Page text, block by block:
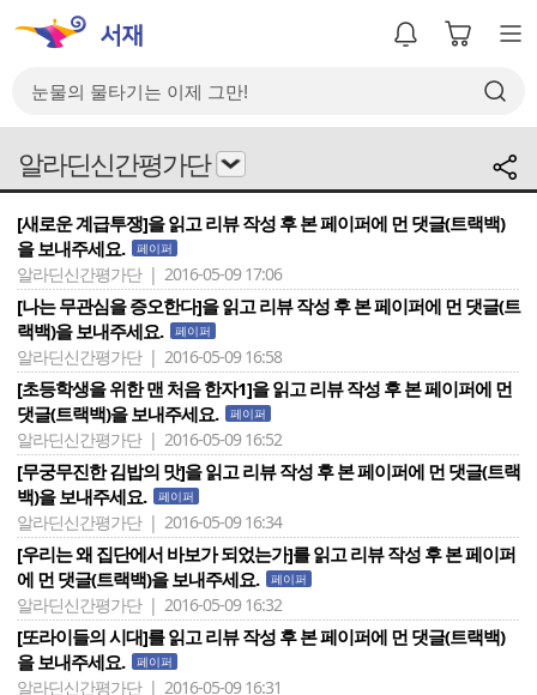
알라딘신간평가단
[새로운 계급투쟁]을 읽고 리뷰 작성 후 본 페이퍼에 먼 댓글(트랙백)
을 보내주세요.
페이퍼
알라딘신간평가단 | 2016-05-09 17:06
[나는 무관심을 증오한다]을 읽고 리뷰 작성 후 본 페이퍼에 먼 댓글(트
랙백)을 보내주세요.
페이퍼
알라딘신간평가단 | 2016-05-09 16:58
[초등학생을 위한 맨 처음 한자1]을 읽고 리뷰 작성 후 본 페이퍼에 먼
댓글(트랙백)을 보내주세요.
페이퍼
알라딘신간평가단 | 2016-05-09 16:52
[무궁무진한 김밥의 맛]을 읽고 리뷰 작성 후 본 페이퍼에 먼 댓글(트랙
백)을 보내주세요.
페이퍼
알라딘신간평가단 | 2016-05-09 16:34
[우리는 왜 집단에서 바보가 되었는가]를 읽고 리뷰 작성 후 본 페이퍼
에 먼 댓글(트랙백)을 보내주세요.
페이퍼
알라딘신간평가단 | 2016-05-09 16:32
[또라이들의 시대]를 읽고 리뷰 작성 후 본 페이퍼에 먼 댓글(트랙백)
을 보내주세요.
페이퍼
알라딘신간평가단 | 2016-05-09 16:31